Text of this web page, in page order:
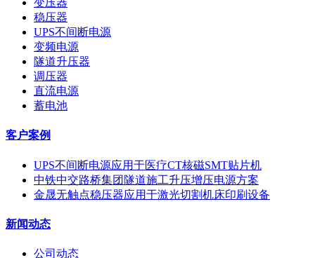
变压器
稳压器
UPS不间断电源
变频电源
隧道升压器
调压器
直流电源
蓄电池
客户案例
UPS不间断电源应用于医疗CT核磁SMT贴片机
中铁中交路桥集团隧道施工升压增压电源方案
金晟无触点稳压器应用于激光切割机床印刷设备
新闻动态
公司动态